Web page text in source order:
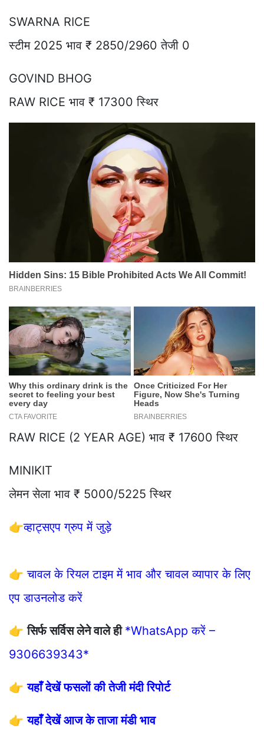
SWARNA RICE
स्टीम 2025 भाव ₹ 2850/2960 तेजी 0
GOVIND BHOG
RAW RICE भाव ₹ 17300 स्थिर
RAW RICE (2 YEAR AGE) भाव ₹ 17600 स्थिर
MINIKIT
लेमन सेला भाव ₹ 5000/5225 स्थिर
👉व्हाट्सएप ग्रुप में जुड़े
👉चावल के रियल टाइम में भाव और चावल व्यापार के लिए
एप डाउनलोड करें
👉सिर्फ सर्विस लेने वाले ही *WhatsApp करें –
9306639343*
👉यहाँ देखें फसलों की तेजी मंदी रिपोर्ट
👉यहाँ देखें आज के ताजा मंडी भाव